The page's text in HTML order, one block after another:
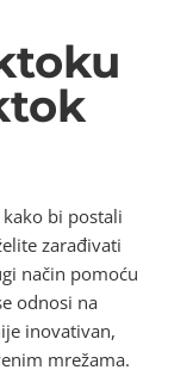
bi postali
zarađivati
način pomoću
odnosi na
inovativan,
mrežama.